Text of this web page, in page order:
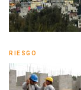
RIESGO